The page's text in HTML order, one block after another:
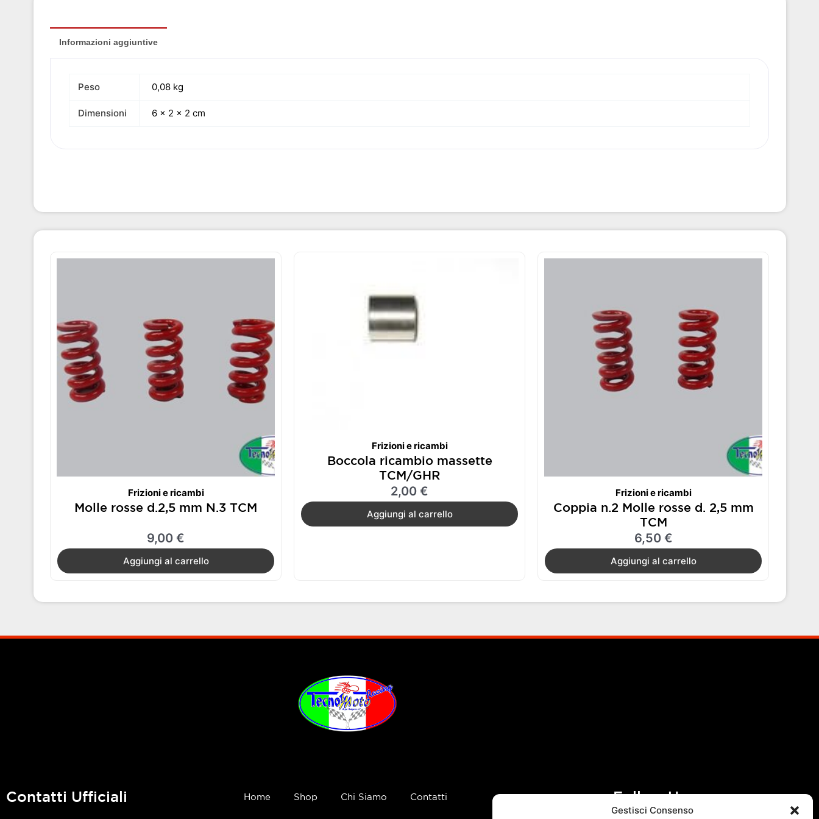
Gestisci Consenso
Informazioni aggiuntive
Peso 0,08 kg
Dimensioni 6 × 2 × 2 cm
Frizioni e ricambi
Molle rosse d.2,5 mm N.3 TCM
9,00 €
Aggiungi al carrello
Frizioni e ricambi
Boccola ricambio massette
TCM/GHR
2,00 €
Aggiungi al carrello
Frizioni e ricambi
Coppia n.2 Molle rosse d. 2,5 mm
TCM
6,50 €
Aggiungi al carrello
Contatti Ufficiali Home Shop Chi Siamo Contatti Follow Us